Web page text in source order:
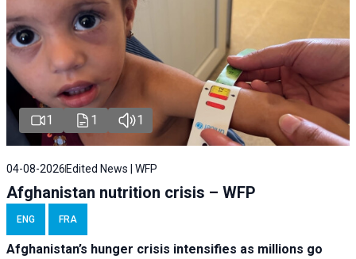
1 1 1
04-08-2026 Edited News | WFP
Afghanistan nutrition crisis – WFP
ENG FRA
Afghanistan’s hunger crisis intensifies as millions go